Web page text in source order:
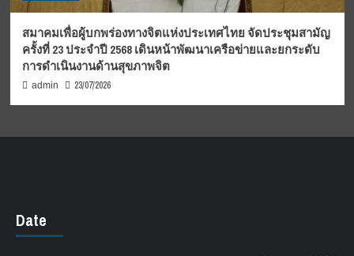
สมาคมเพื่อผู้บกพร่องทางจิตแห่งประเทศไทย จัดประชุมสามัญ
ครั้งที่ 23 ประจำปี 2568 เดินหน้าพัฒนาเครือข่ายและยกระดับ
การดำเนินงานด้านสุขภาพจิต
admin 23/07/2026
Date